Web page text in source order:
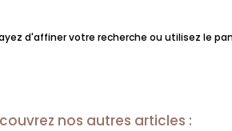
d'affiner votre recherche ou utilisez le
nos autres articles :